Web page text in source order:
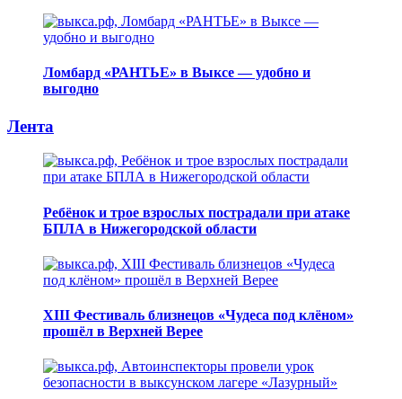
Ломбард «РАНТЬЕ» в Выксе — удобно и
выгодно
Лента
Ребёнок и трое взрослых пострадали при атаке
БПЛА в Нижегородской области
XIII Фестиваль близнецов «Чудеса под клёном»
прошёл в Верхней Верее